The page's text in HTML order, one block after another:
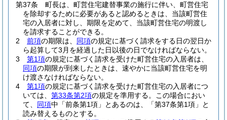
第37条
町長は、町営住宅建替事業の施行に伴い、町営住宅
を除却するために必要があると認めるときは、当該町営住
宅の入居者に対し、期限を定めて、当該町営住宅の明渡し
を請求することができる。
2
前項の期限は、 同項の規定に基づく請求をする日の翌日か
ら起算して3月を経過した日以後の日でなければならない。
3
第1項の規定に基づく請求を受けた町営住宅の入居者は、
同項の期限が到来したときは、速やかに当該町営住宅を明
け渡さなければならない。
4
第1項の規定に基づく請求を受けた町営住宅の入居者につ
いては、 第33条第2項の規定を準用する。
この場合におい
て、 同項中「前条第1項」とあるのは、「第37条第1項」と
読み替えるものとする。